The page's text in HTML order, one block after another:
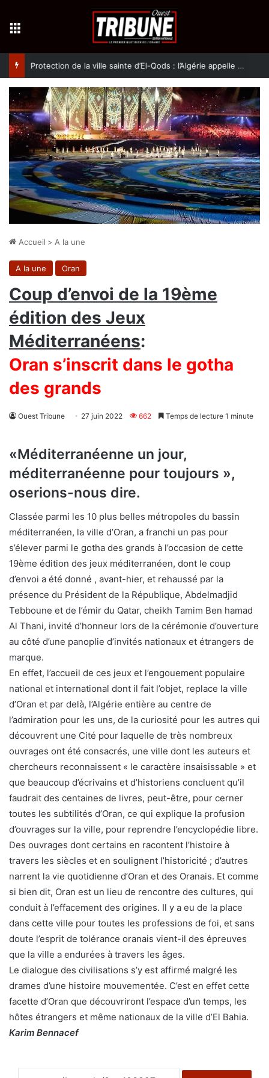
Protection de la ville sainte d’El-Qods : l’Algérie appelle à une action collective
Accueil > A la une
A la une Oran
Coup d’envoi de la 19ème
édition des Jeux
Méditerranéens:
Oran s’inscrit dans le gotha
des grands
Ouest Tribune 27 juin 2022 662 Temps de lecture 1 minute
«Méditerranéenne un jour,
méditerranéenne pour toujours »,
oserions-nous dire.
Classée parmi les 10 plus belles métropoles du bassin
méditerranéen, la ville d’Oran, a franchi un pas pour
s’élever parmi le gotha des grands à l’occasion de cette
19ème édition des jeux méditerranéen, dont le coup
d’envoi a été donné , avant-hier, et rehaussé par la
présence du Président de la République, Abdelmadjid
Tebboune et de l’émir du Qatar, cheikh Tamim Ben hamad
Al Thani, invité d’honneur lors de la cérémonie d’ouverture
au côté d’une panoplie d’invités nationaux et étrangers de
marque.
En effet, l’accueil de ces jeux et l’engouement populaire
national et international dont il fait l’objet, replace la ville
d’Oran et par delà, l’Algérie entière au centre de
l’admiration pour les uns, de la curiosité pour les autres qui
découvrent une Cité pour laquelle de très nombreux
ouvrages ont été consacrés, une ville dont les auteurs et
chercheurs reconnaissent « le caractère insaisissable » et
que beaucoup d’écrivains et d’historiens concluent qu’il
faudrait des centaines de livres, peut-être, pour cerner
toutes les subtilités d’Oran, ce qui explique la profusion
d’ouvrages sur la ville, pour reprendre l’encyclopédie libre.
Des ouvrages dont certains en racontent l’histoire à
travers les siècles et en soulignent l’historicité ; d’autres
narrent la vie quotidienne d’Oran et des Oranais. Et comme
si bien dit, Oran est un lieu de rencontre des cultures, qui
conduit à l’effacement des origines. Il y a eu de la place
dans cette ville pour toutes les professions de foi, et sans
doute l’esprit de tolérance oranais vient-il des épreuves
que la ville a endurées à travers les âges.
Le dialogue des civilisations s’y est affirmé malgré les
drames d’une histoire mouvementée. C’est en effet cette
facette d’Oran que découvriront l’espace d’un temps, les
hôtes étrangers et même nationaux de la ville d’El Bahia.
Karim Bennacef